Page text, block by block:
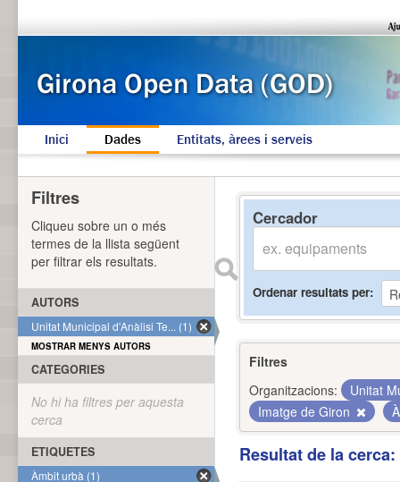
Inici Dades Entitats, àrees i serveis
Cercador
Ordenar resultats per
Filtres
Organitzacions:
Unitat
Imatge de Giron
Resultat de la
Filtres
Cliqueu sobre un o més
termes de la llista següent
per filtrar els resultats.
AUTORS
Unitat Municipal d'Anàlisi Te... (1)
MOSTRAR MENYS AUTORS
CATEGORIES
No hi ha filtres per aquesta
cerca
ETIQUETES
Àmbit urbà (1)